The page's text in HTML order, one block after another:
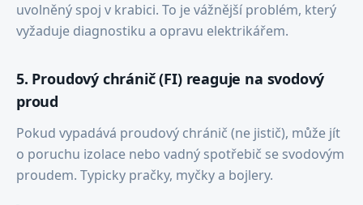
uvolněný spoj v krabici. To je vážnější problém, který
vyžaduje diagnostiku a opravu elektrikářem.
5. Proudový chránič (FI) reaguje na svodový
proud
Pokud vypadává proudový chránič (ne jistič), může jít
o poruchu izolace nebo vadný spotřebič se svodovým
proudem. Typicky pračky, myčky a bojlery.